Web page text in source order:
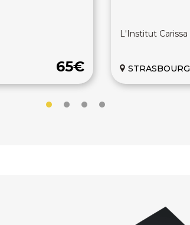
65€
L'Institut Carissa
STRASBOURG